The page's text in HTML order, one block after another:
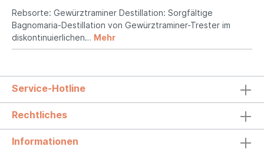
Rebsorte: Gewürztraminer Destillation: Sorgfältige
Bagnomaria-Destillation von Gewürztraminer-Trester im
diskontinuierlichen… Mehr
Service-Hotline
Rechtliches
Informationen